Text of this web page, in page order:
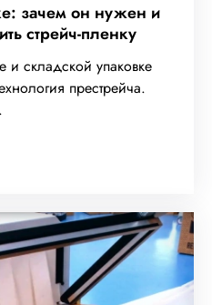
зачем он нужен и
стрейч-пленку
и складской упаковке
престрейча.